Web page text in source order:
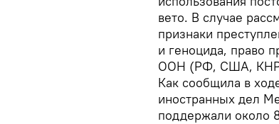
вето. В случае
признаки
и геноцида, право
ООН (РФ, США, КНР,
Как сообщила в
иностранных дел
поддержали около